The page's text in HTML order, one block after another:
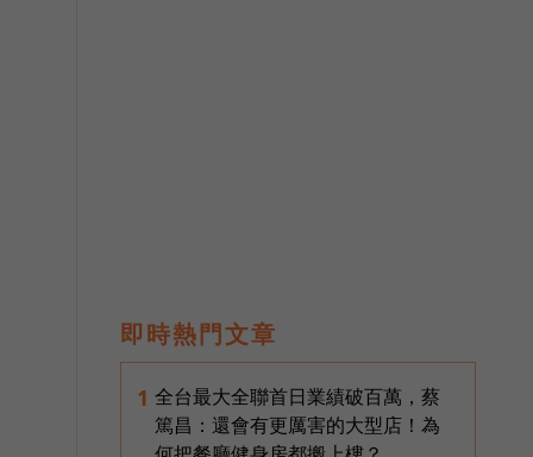
即時熱門文章
1 全台最大全聯首日業績破百萬，蔡
篤昌：還會有更厲害的大型店！為